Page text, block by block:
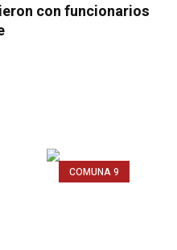
con funcionarios
COMUNA 9